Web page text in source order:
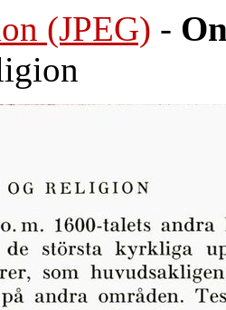
(JPEG) -